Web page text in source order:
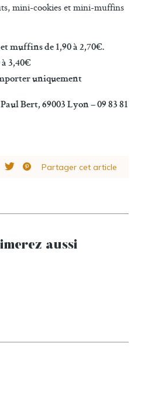
mini-cookies et mini-muffins
muffins de 1,90 à 2,70€.
à 3,40€
uniquement
Bert, 69003 Lyon – 09 83 81
Partager cet article
aussi